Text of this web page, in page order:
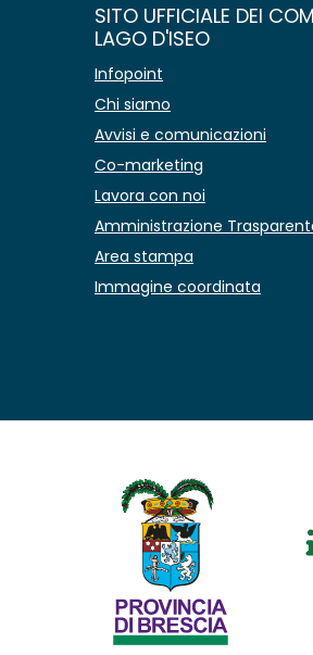
SITO UFFICIALE DEI
LAGO D'ISEO
Infopoint
Chi siamo
Avvisi e comunicazioni
Co-marketing
Lavora con noi
Amministrazione
Area stampa
Immagine coordinata